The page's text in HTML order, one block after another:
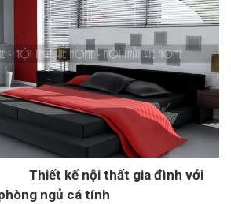
Thiết kế nội thất gia đình với
ngủ cá tính